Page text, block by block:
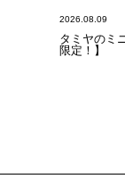
2026.08.09
タミヤのミ
限定！】